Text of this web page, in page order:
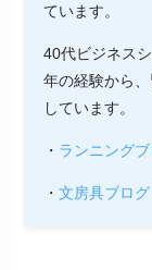
ています。
40代ビジネス
年の経験から
しています。
・ ランニング
・文房具ブログ